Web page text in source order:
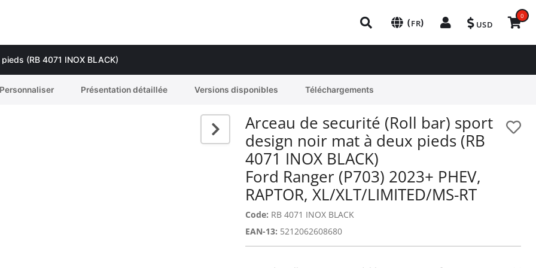
(FR) USD
0
(RB 4071 INOX BLACK)
Personnaliser Présentation détaillée Versions disponibles Téléchargements
Arceau de securité (Roll bar) sport
design noir mat à deux pieds (RB
4071 INOX BLACK)
Ford Ranger (P703) 2023+ PHEV,
RAPTOR, XL/XLT/LIMITED/MS-RT
Code: RB 4071 INOX BLACK
EAN-13: 5212062608680